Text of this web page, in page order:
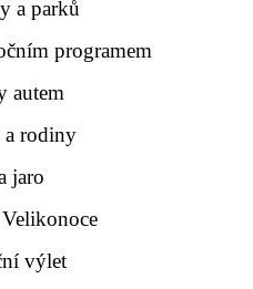
a parků
programem
autem
a rodiny
jaro
výlet